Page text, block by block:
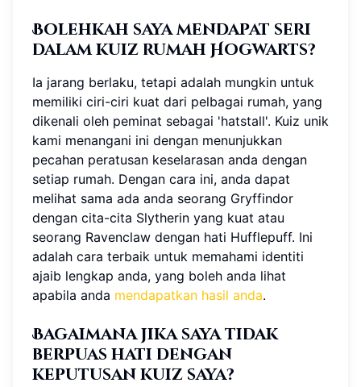
Bolehkah saya mendapat seri
dalam kuiz rumah Hogwarts?
Ia jarang berlaku, tetapi adalah mungkin untuk
memiliki ciri-ciri kuat dari pelbagai rumah, yang
dikenali oleh peminat sebagai 'hatstall'. Kuiz unik
kami menangani ini dengan menunjukkan
pecahan peratusan keselarasan anda dengan
setiap rumah. Dengan cara ini, anda dapat
melihat sama ada anda seorang Gryffindor
dengan cita-cita Slytherin yang kuat atau
seorang Ravenclaw dengan hati Hufflepuff. Ini
adalah cara terbaik untuk memahami identiti
ajaib lengkap anda, yang boleh anda lihat
apabila anda mendapatkan hasil anda.
Bagaimana jika saya tidak
berpuas hati dengan
keputusan kuiz saya?